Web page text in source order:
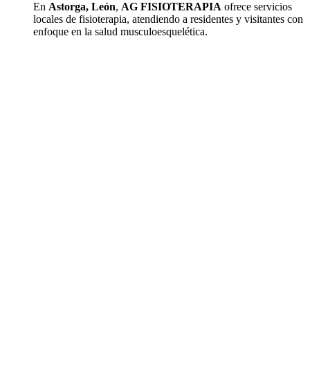
En Astorga, León, AG FISIOTERAPIA ofrece servicios
locales de fisioterapia, atendiendo a residentes y visitantes con
enfoque en la salud musculoesquelética.